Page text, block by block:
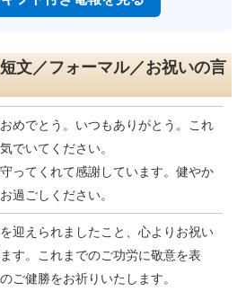
文／フォーマル／お祝いの言
めでとう。いつもありがとう。これ
でいてください。
ってくれて感謝しています。健やか
過ごしください。
迎えられましたこと、心よりお祝い
す。これまでのご功労に敬意を表
ご健勝をお祈りいたします。